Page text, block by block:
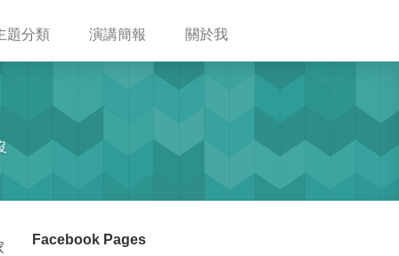
題分類 演講簡報 關於我
Facebook Pages